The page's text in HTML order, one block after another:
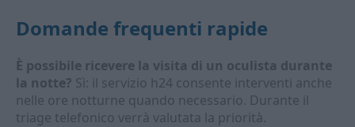
Domande frequenti rapide
È possibile ricevere la visita di un oculista durante
la notte? Sì: il servizio h24 consente interventi anche
nelle ore notturne quando necessario. Durante il
triage telefonico verrà valutata la priorità.